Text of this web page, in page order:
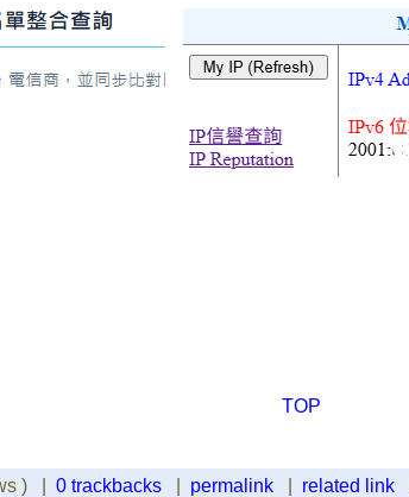
TOP
) | 0 trackbacks permalink related link